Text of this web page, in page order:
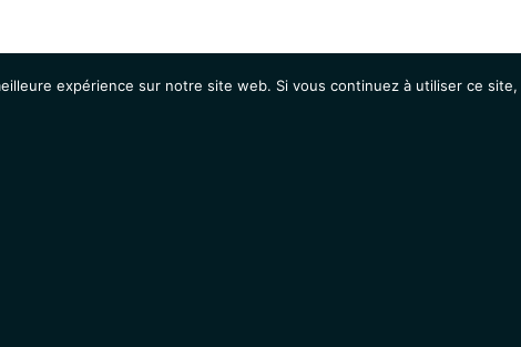
expérience sur notre site web. Si vous continuez à utiliser ce